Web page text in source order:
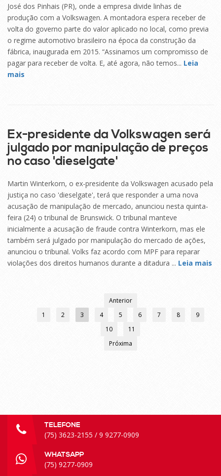
José dos Pinhais (PR), onde a empresa divide linhas de
produção com a Volkswagen. A montadora espera receber de
volta do governo parte do valor aplicado no local, como previa
o regime automotivo brasileiro na época da construção da
fábrica, inaugurada em 2015. “Assinamos um compromisso de
pagar para receber de volta. E, até agora, não temos... Leia
mais
Ex-presidente da Volkswagen será
julgado por manipulação de preços
no caso 'dieselgate'
Martin Winterkorn, o ex-presidente da Volkswagen acusado pela
justiça no caso 'dieselgate', terá que responder a uma nova
acusação de manipulação de mercado, anunciou nesta quinta-
feira (24) o tribunal de Brunswick. O tribunal manteve
inicialmente a acusação de fraude contra Winterkorn, mas ele
também será julgado por manipulação do mercado de ações,
anunciou o tribunal. Volks faz acordo com MPF para reparar
violações dos direitos humanos durante a ditadura ... Leia mais
Anterior
1
2 3 4 5 6 7 8
9
10
11
Próxima
TELEFONE
(75) 3623-2155 / 9 9277-0909
WHATSAPP
(75) 9277-0909